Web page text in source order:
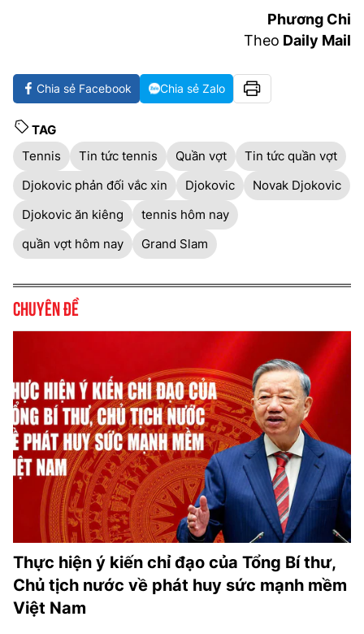
Phương Chi
Theo Daily Mail
Chia sẻ Facebook Chia sẻ Zalo
TAG
Tennis
Tin tức tennis Quần vợt
Tin tức quần vợt
Djokovic phản đối vắc xin
Djokovic
Novak Djokovic
Djokovic ăn kiêng
tennis hôm nay
quần vợt hôm nay
Grand Slam
Chuyên đề
Thực hiện ý kiến chỉ đạo của Tổng Bí thư,
Chủ tịch nước về phát huy sức mạnh mềm
Việt Nam